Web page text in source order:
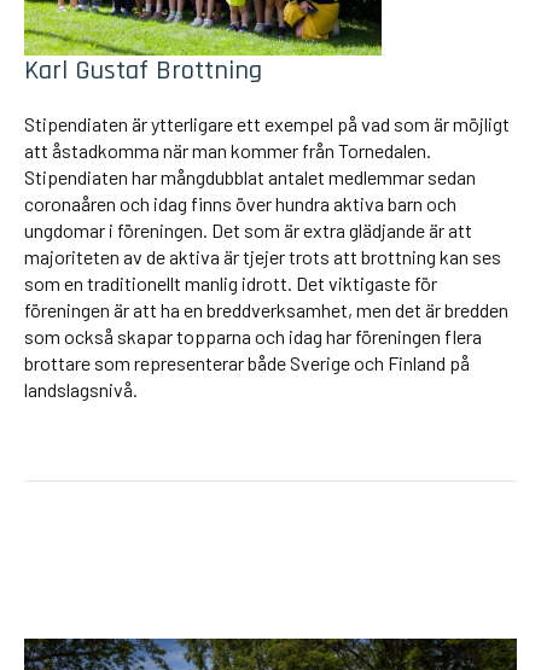
Karl Gustaf Brottning
Stipendiaten är ytterligare ett exempel på vad som är möjligt
att åstadkomma när man kommer från Tornedalen.
Stipendiaten har mångdubblat antalet medlemmar sedan
coronaåren och idag finns över hundra aktiva barn och
ungdomar i föreningen. Det som är extra glädjande är att
majoriteten av de aktiva är tjejer trots att brottning kan ses
som en traditionellt manlig idrott. Det viktigaste för
föreningen är att ha en breddverksamhet, men det är bredden
som också skapar topparna och idag har föreningen flera
brottare som representerar både Sverige och Finland på
landslagsnivå.